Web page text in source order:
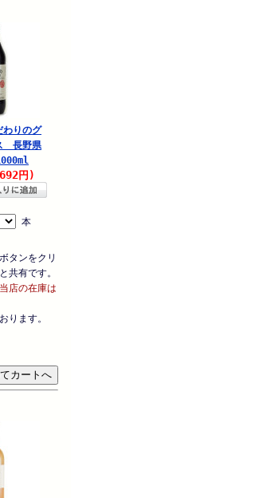
わりのグ
長野県
692円)
本
タンをクリ
共有です。
当店の在庫は
ります。